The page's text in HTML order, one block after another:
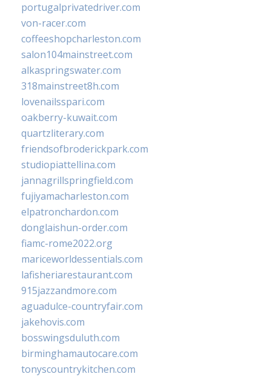
portugalprivatedriver.com
von-racer.com
coffeeshopcharleston.com
salon104mainstreet.com
alkaspringswater.com
318mainstreet8h.com
lovenailsspari.com
oakberry-kuwait.com
quartzliterary.com
friendsofbroderickpark.com
studiopiattellina.com
jannagrillspringfield.com
fujiyamacharleston.com
elpatronchardon.com
donglaishun-order.com
fiamc-rome2022.org
mariceworldessentials.com
lafisheriarestaurant.com
915jazzandmore.com
aguadulce-countryfair.com
jakehovis.com
bosswingsduluth.com
birminghamautocare.com
tonyscountrykitchen.com